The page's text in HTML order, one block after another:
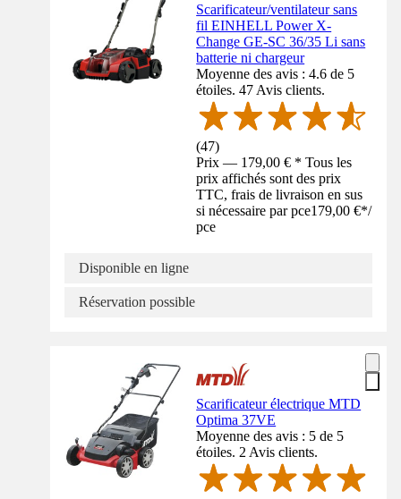
Scarificateur/ventilateur sans
fil EINHELL Power X-
Change GE-SC 36/35 Li sans
batterie ni chargeur
Moyenne des avis : 4.6 de 5
étoiles. 47 Avis clients.
(47)
Prix — 179,00 € * Tous les
prix affichés sont des prix
TTC, frais de livraison en sus
si nécessaire par pce179,00 €*/
pce
Disponible en ligne
Réservation possible
Scarificateur électrique MTD
Optima 37VE
Moyenne des avis : 5 de 5
étoiles. 2 Avis clients.